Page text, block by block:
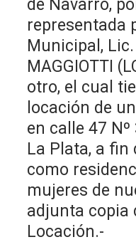
de Navarro,
representada
Municipal,
MAGGIOTTI
otro, el cual
locación de
en calle 47
La Plata, a fin
como
mujeres de
adjunta copia
Locación.-